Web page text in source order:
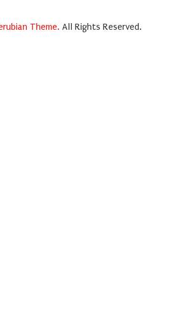
Theme. All Rights Reserved.